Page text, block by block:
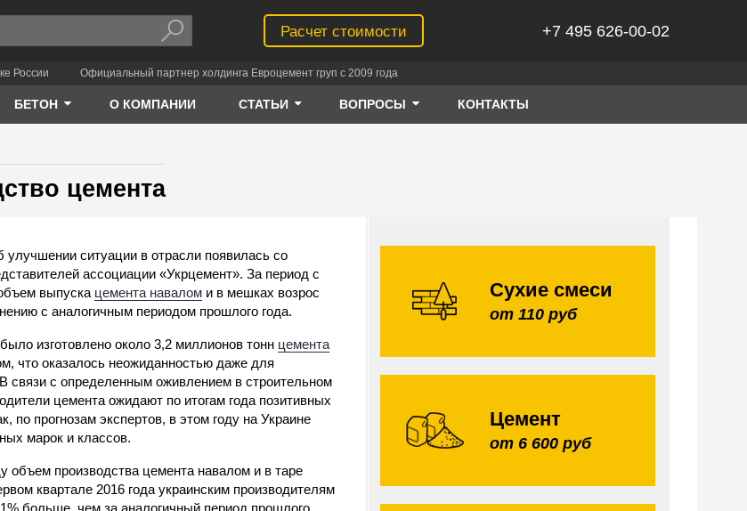
Расчет стоимости +7 495 626-00-02
России Официальный партнер холдинга Евроцемент груп с 2009 года
БЕТОН О КОМПАНИИ СТАТЬИ ВОПРОСЫ КОНТАКТЫ
цемента
ситуации в отрасли появилась со
ассоциации «Укрцемент». За период с
выпуска цемента навалом и в мешках возрос
с аналогичным периодом прошлого года.
изготовлено около 3,2 миллионов тонн цемента
что оказалось неожиданностью даже для
связи с определенным оживлением в строительном
цемента ожидают по итогам года позитивных
по прогнозам экспертов, в этом году на Украине
марок и классов.
объем производства цемента навалом и в таре
квартале 2016 года украинским производителям
больше, чем за аналогичный период прошлого
Сухие смеси
от 110 руб
Цемент
от 6 600 руб